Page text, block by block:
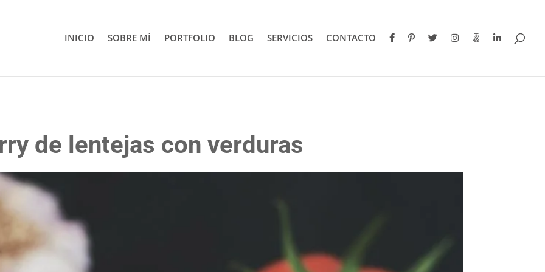
INICIO SOBRE MÍ PORTFOLIO BLOG SERVICIOS CONTACTO
de lentejas con verduras